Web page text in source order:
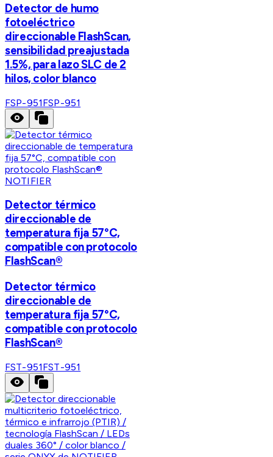
Detector de humo
fotoeléctrico
direccionable FlashScan,
sensibilidad preajustada
1.5%, para lazo SLC de 2
hilos, color blanco
FSP-951FSP-951
NOTIFIER
Detector térmico
direccionable de
temperatura fija 57°C,
compatible con protocolo
FlashScan®
Detector térmico
direccionable de
temperatura fija 57°C,
compatible con protocolo
FlashScan®
FST-951FST-951